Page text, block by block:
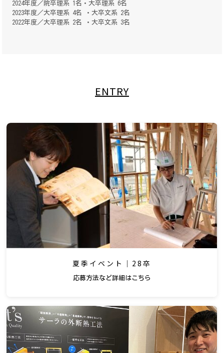
2024年度／院卒理系 1名・大卒理系 6名
2023年度／大卒理系 4名 ・大卒文系 2名
2022年度／大卒理系 2名 ・大卒文系 3名
ENTRY
夏季イベント｜28卒
応募方法など詳細はこちら